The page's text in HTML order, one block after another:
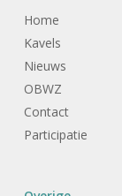
Home
Kavels
Nieuws
OBWZ
Contact
Participatie